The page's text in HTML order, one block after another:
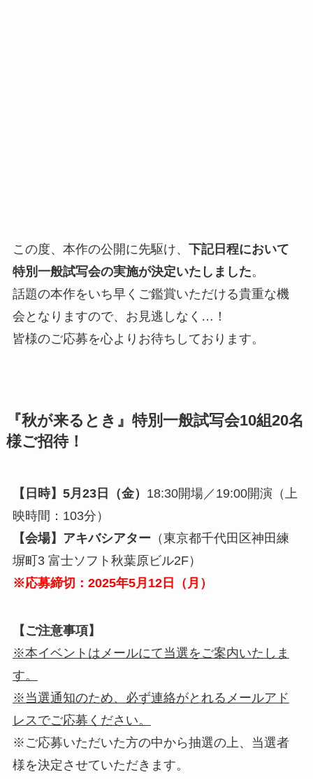
この度、本作の公開に先駆け、 下記日程において
特別一般試写会の実施が決定いたしました。
話題の本作をいち早くご鑑賞いただける貴重な機
会となりますので、お見逃しなく…！
皆様のご応募を心よりお待ちしております。
『秋が来るとき』特別一般試写会10組20名
様ご招待！
【日時】5月23日（金） 18:30開場／19:00開演（上
映時間：103分）
【会場】アキバシアター （東京都千代田区神田練
塀町3 富士ソフト秋葉原ビル2F）
※応募締切：2025年5月12日（月）
【ご注意事項】
※本イベントはメールにて当選をご案内いたしま
す。
※当選通知のため、必ず連絡がとれるメールアド
レスでご応募ください。
※ご応募いただいた方の中から抽選の上、当選者
様を決定させていただきます。